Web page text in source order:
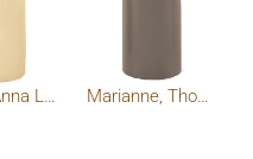
Sepp & Anna Lueger Marianne, Thomas, Justin u. Larissa